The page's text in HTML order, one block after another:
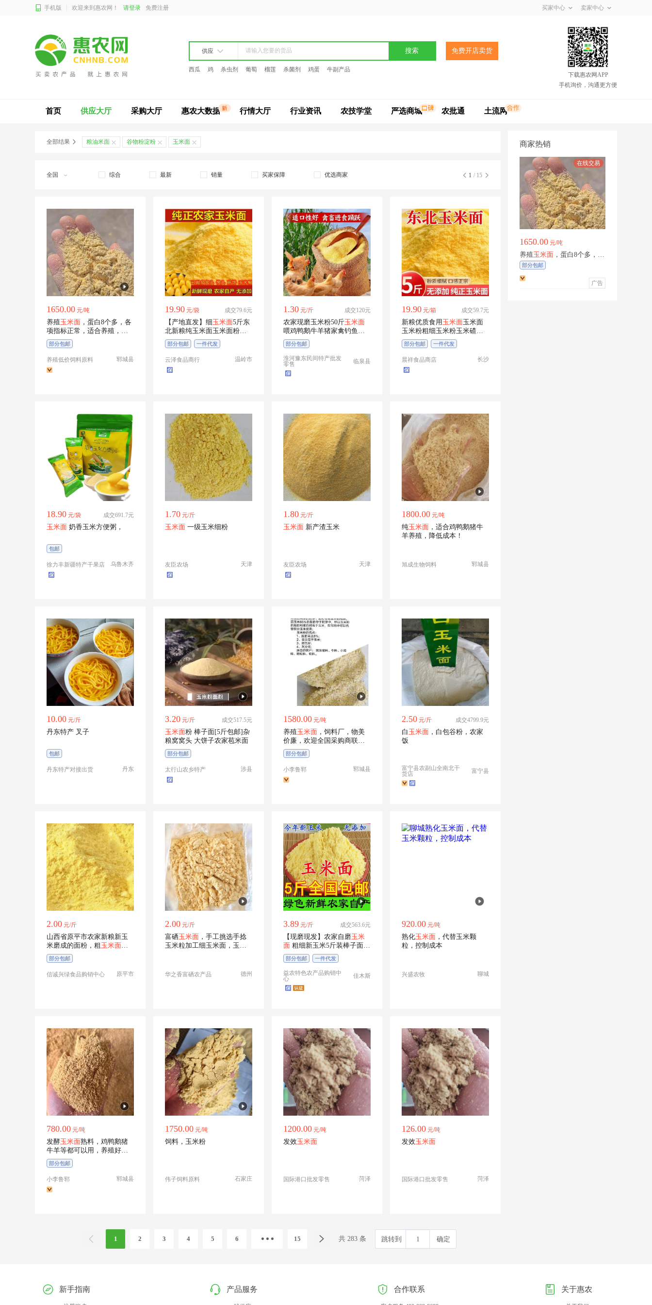
手机版 欢迎来到惠农网！ 请登录 免费注册 买家中心 卖家中心
供应 搜索 免费开店卖货
西瓜 鸡 杀虫剂 葡萄 榴莲 杀菌剂 鸡蛋
牛副产品
下载惠农网APP
手机询价，沟通更方便
首页 供应大厅 采购大厅 惠农大数据 行情大厅 行业资讯 农技学堂 严选商城 农批通 土流网
全部结果 粮油米面 谷物粉淀粉 玉米面
全国 综合 最新 销量 买家保障 优选商家 1 / 15
1650.00 元/吨
养殖玉米面 ，蛋白8个多，各
项指标正常，适合养殖，饲
料厂。
部分包邮
养殖低价饲料原料 郓城县
19.90 元/袋 成交79.6元
【产地直发】细 玉米面5斤东
北新粮纯玉米面玉米面粉杂
粮
部分包邮 一件代发
云泽食品商行 温岭市
1.30 元/斤 成交120元
农家现磨玉米粉50斤玉米面
喂鸡鸭鹅牛羊猪家禽钓鱼打
窝饲料养殖
部分包邮
淮河豫东民间特产批发
零售
临泉县
19.90 元/箱 成交59.7元
新粮优质食用 玉米面玉米面
玉米粉粗细玉米粉玉米碴棒
子杂粮批发
部分包邮 一件代发
晨祥食品商店 长沙
18.90 元/袋 成交691.7元
玉米面 奶香玉米方便粥，
包邮
徐力丰新疆特产干果店 乌鲁木齐
1.70 元/斤
玉米面 一级玉米细粉
友臣农场 天津
1.80 元/斤
玉米面 新产渣玉米
友臣农场 天津
1800.00 元/吨
纯玉米面 ，适合鸡鸭鹅猪牛
羊养殖，降低成本！
旭成生物饲料 郓城县
10.00 元/斤
丹东特产 叉子
包邮
丹东特产对接出货 丹东
3.20 元/斤 成交517.5元
玉米面粉 棒子面[5斤包邮]杂
粮窝窝头 大饼子农家苞米面
部分包邮
太行山农乡特产 涉县
1580.00 元/吨
养殖玉米面 ，饲料厂，物美
价廉，欢迎全国采购商联系
对接
部分包邮
小李鲁郓 郓城县
2.50 元/斤 成交4799.9元
白 玉米面 ，白包谷粉，农家
饭
富宁县农副山全南北干
货店
富宁县
2.00 元/斤
山西省原平市农家新粮新玉
米磨成的面粉，粗 玉米面粉
和细玉米面粉
部分包邮
信诚兴绿食品购销中心 原平市
2.00 元/斤
富硒玉米面 ，手工挑选手捻
玉米粒加工细玉米面，玉米
华之香富硒农产品 德州
3.89 元/斤 成交563.6元
【现磨现发】农家自磨玉米
面 粗细新玉米5斤装棒子面窝
头粗粮
部分包邮 一件代发
益农特色农产品购销中
心
佳木斯
920.00 元/吨
熟化玉米面 ，代替玉米颗
粒，控制成本
兴盛农牧 聊城
780.00 元/吨
发酵玉米面熟料，鸡鸭鹅猪
牛羊等都可以用，养殖好帮
手
部分包邮
小李鲁郓 郓城县
1750.00 元/吨
饲料，玉米粉
伟子饲料原料 石家庄
1200.00 元/吨
发效玉米面
国际港口批发零售 菏泽
126.00 元/吨
发效玉米面
国际港口批发零售 菏泽
1 2 3 4 5 6 15 共 283 条 跳转到 确定
商家热销
广告
1650.00 元/吨
养殖玉米面 ，蛋白8个多，各
项指标正常，适合养殖，饲
部分包邮
新手指南 产品服务 合作联系 关于惠农